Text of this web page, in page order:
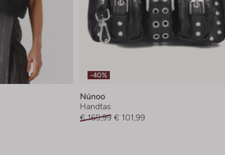
-40%
Núnoo
Handtas
€ 169,99 € 101,99